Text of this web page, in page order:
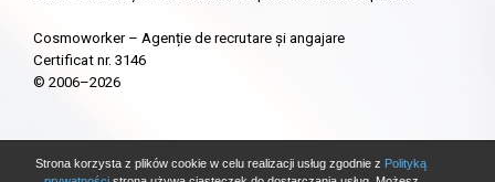
Strona korzysta z plików cookie w celu realizacji usług zgodnie z Polityką
Cosmoworker – Agenție de recrutare și angajare
Certificat nr. 3146
© 2006–2026